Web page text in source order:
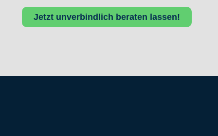
Jetzt unverbindlich beraten lassen!